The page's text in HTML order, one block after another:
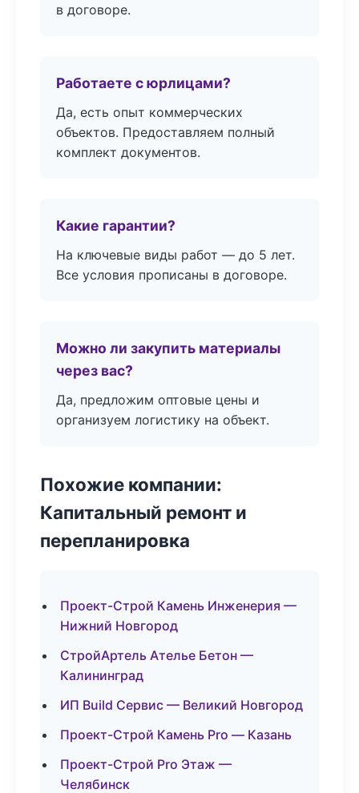
в договоре.
Работаете с юрлицами?
Да, есть опыт коммерческих
объектов. Предоставляем полный
комплект документов.
Какие гарантии?
На ключевые виды работ — до 5 лет.
Все условия прописаны в договоре.
Можно ли закупить материалы
через вас?
Да, предложим оптовые цены и
организуем логистику на объект.
Похожие компании:
Капитальный ремонт и
перепланировка
Проект-Строй Камень Инженерия —
Нижний Новгород
СтройАртель Ателье Бетон —
Калининград
ИП Build Сервис — Великий Новгород
Проект-Строй Камень Pro — Казань
Проект-Строй Pro Этаж —
Челябинск